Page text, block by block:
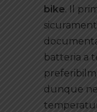
bike. Il
batteria a
dunque